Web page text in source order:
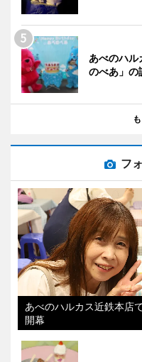
あべのハル
のべあ」の
フ
あべのハルカス近鉄本店
開幕